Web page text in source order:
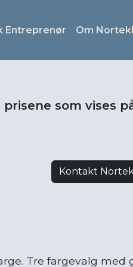
Entreprenør Om
som vises
Kontakt
Tre fargevalg med